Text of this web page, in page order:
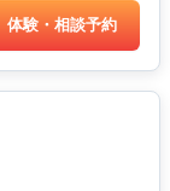
体験・相談予約